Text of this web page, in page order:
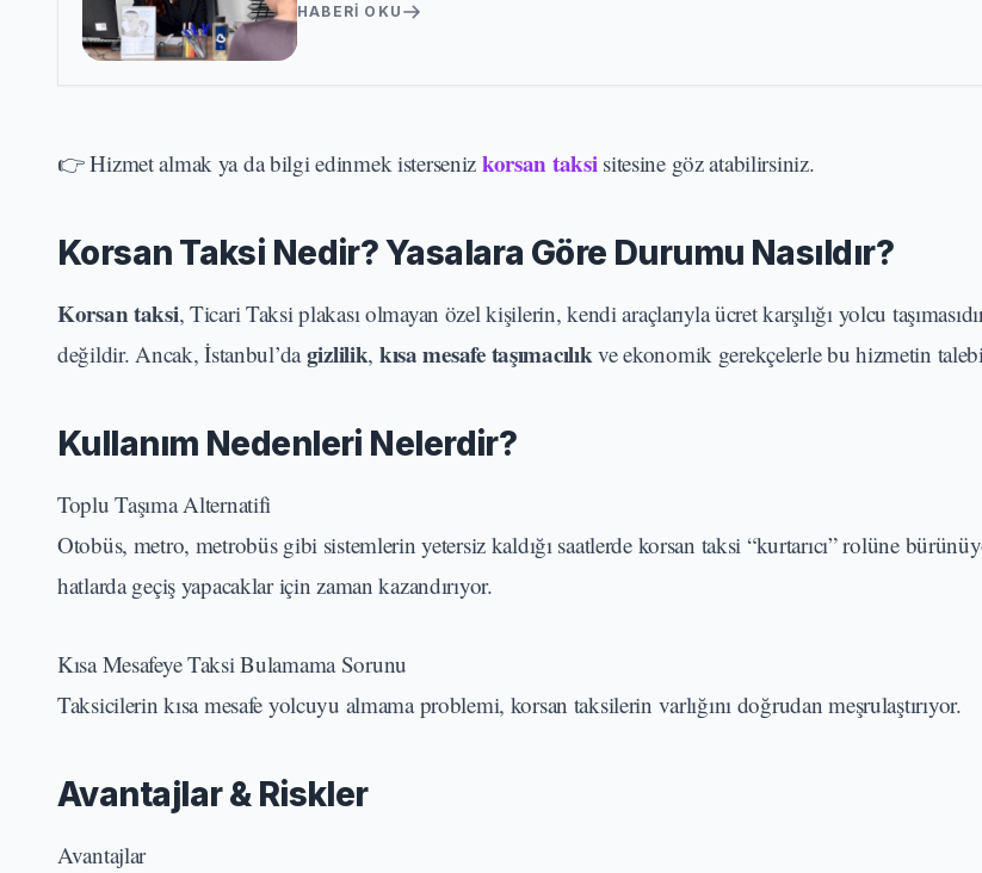
HABERI OKU
👉 Hizmet almak ya da bilgi edinmek isterseniz korsan taksi sitesine göz atabilirsiniz.
Korsan Taksi Nedir? Yasalara Göre Durumu Nasıldır?
Korsan taksi, Ticari Taksi plakası olmayan özel kişilerin, kendi araçlarıyla ücret karşılığı yolcu
değildir. Ancak, İstanbul’dagizlilik, kısa mesafe taşımacılıkve ekonomik gerekçelerle bu hizmetin
Kullanım Nedenleri Nelerdir?
Toplu Taşıma Alternatifi
Otobüs, metro, metrobüs gibi sistemlerin yetersiz kaldığı saatlerde korsan taksi “kurtarıcı” rolüne
hatlarda geçiş yapacaklar için zaman kazandırıyor.
Kısa Mesafeye Taksi Bulamama Sorunu
Taksicilerin kısa mesafe yolcuyu almama problemi, korsan taksilerin varlığını doğrudan meşrulaştırıyor.
Avantajlar & Riskler
Avantajlar